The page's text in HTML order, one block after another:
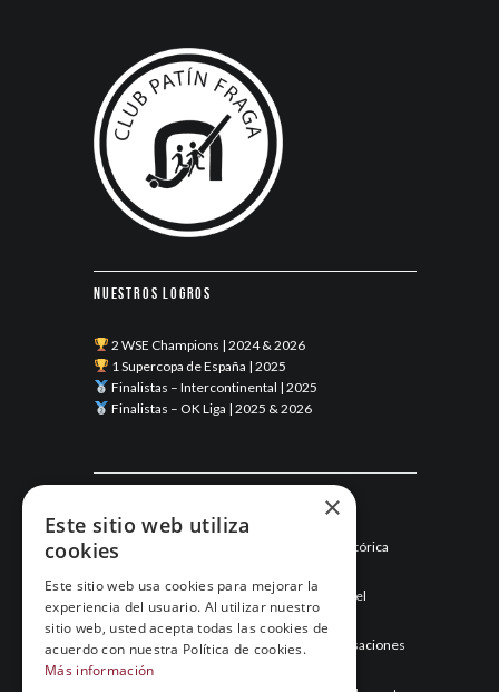
Nuestros logros
2 WSE Champions | 2024 & 2026
1 Supercopa de España | 2025
Finalistas – Intercontinental | 2025
Finalistas – OK Liga | 2025 & 2026
Esneca Fraga junio 2026: una temporada histórica
Mayo de 2026: el mes que hizo historia para el
Esneca Fraga
Abril de 2026: el Esneca Fraga recupera sensaciones
y asegura el segundo puesto
×
Este sitio web utiliza
cookies
Este sitio web usa cookies para mejorar la
experiencia del usuario. Al utilizar nuestro
sitio web, usted acepta todas las cookies de
acuerdo con nuestra Política de cookies.
Más información